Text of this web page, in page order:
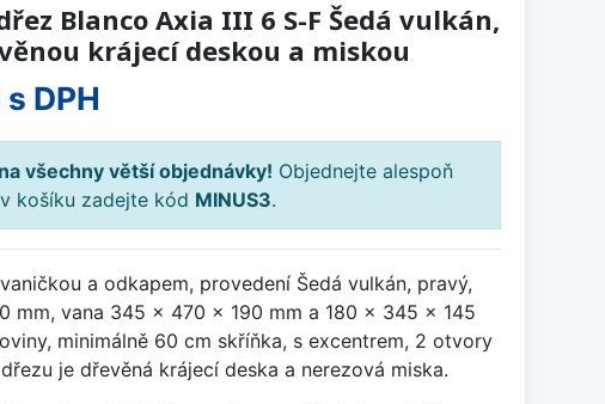
Blanco Axia III 6 S-F Šedá vulkán,
krájecí deskou a miskou
s DPH
všechny větší objednávky! Objednejte alespoň
košíku zadejte kód MINUS3.
a odkapem, provedení Šedá vulkán, pravý,
mm, vana 345 x 470 x 190 mm a 180 x 345 x 145
minimálně 60 cm skříňka, s excentrem, 2 otvory
je dřevěná krájecí deska a nerezová miska.